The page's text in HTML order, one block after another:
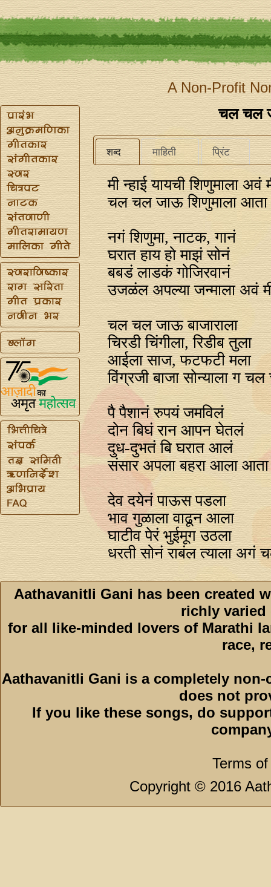
A Non-Profit
चल चल
शब्द माहिती प्रिंट
मी न्हाई यायची शिणुमाला अवं
चल चल जाऊ शिणुमाला आता
नगं शिणुमा, नाटक, गानं
घरात हाय हो माझं सोनं
बबडं लाडकं गोजिरवानं
उजळंल अपल्या जन्माला अवं मी
चल चल जाऊ बाजाराला
चिरडी चिंगीला, रिडीब तुला
आईला साज, फटफटी मला
विंग्रजी बाजा सोन्याला ग
पै पैशानं रुपयं जमविलं
दोन बिघं रान आपन घेतलं
दुध-दुभतं बि घरात आलं
संसार अपला बहरा आला आता
देव दयेनं पाऊस पडला
भाव गुळाला वाढून आला
घाटीव पेरं भुईमूग उठला
धरती सोनं राबंल त्याला अगं
Aathavanitli Gani has been created
richly varied
for all like-minded lovers of Marathi
race,
Aathavanitli Gani is a completely
does not
If you like these songs, do
Terms
Copyright © 2016